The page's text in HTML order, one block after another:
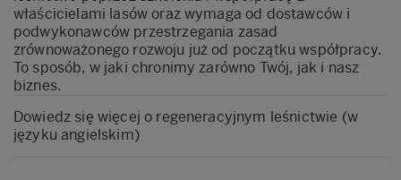
właścicielami lasów oraz wymaga od dostawców i
podwykonawców przestrzegania zasad
zrównoważonego rozwoju już od początku współpracy.
To sposób, w jaki chronimy zarówno Twój, jak i nasz
biznes.
Dowiedz się więcej o regeneracyjnym leśnictwie (w
języku angielskim)